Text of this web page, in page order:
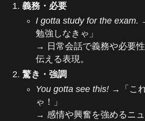
義務・必要
I gotta study for the exam.
勉強しなきゃ」
→ 日常会話で義務や必要
伝える表現。
驚き・強調
You gotta see this!→「これ
ゃ！」
→ 感情や興奮を強めるニ